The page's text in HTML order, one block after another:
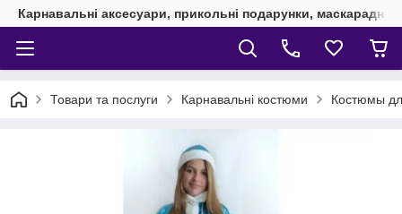
Карнавальні аксесуари, прикольні подарунки, маскарадні
Товари та послуги Карнавальні костюми Костюмы